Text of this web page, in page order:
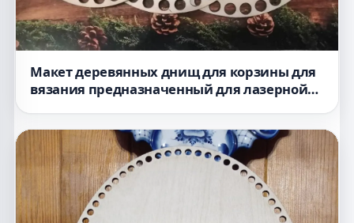
Макет деревянных днищ для корзины для
вязания предназначенный для лазерной